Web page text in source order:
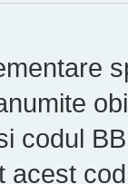
codul
acest